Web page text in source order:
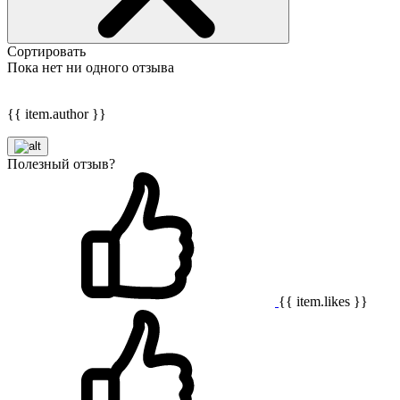
Сортировать
Пока нет ни одного отзыва
{{ item.author }}
Полезный отзыв?
{{ item.likes }}